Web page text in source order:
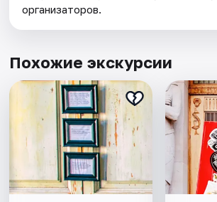
организаторов.
Похожие экскурсии